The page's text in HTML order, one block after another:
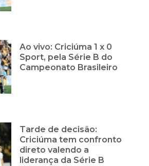
Ao vivo: Criciúma 1 x 0
Sport, pela Série B do
Campeonato Brasileiro
Tarde de decisão:
Criciúma tem confronto
direto valendo a
liderança da Série B